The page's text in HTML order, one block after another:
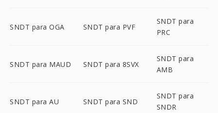
SNDT para OGA SNDT para PVF
SNDT para
PRC
SNDT para MAUD SNDT para 8SVX
SNDT para
AMB
SNDT para AU SNDT para SND
SNDT para
SNDR